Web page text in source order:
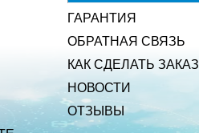
ГАРАНТИЯ
ОБРАТНАЯ СВЯЗЬ
КАК СДЕЛАТЬ ЗАКАЗ
НОВОСТИ
ОТЗЫВЫ